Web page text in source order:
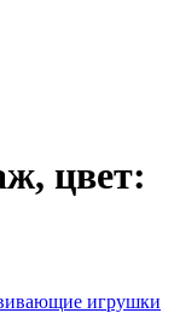
цвет:
игрушки